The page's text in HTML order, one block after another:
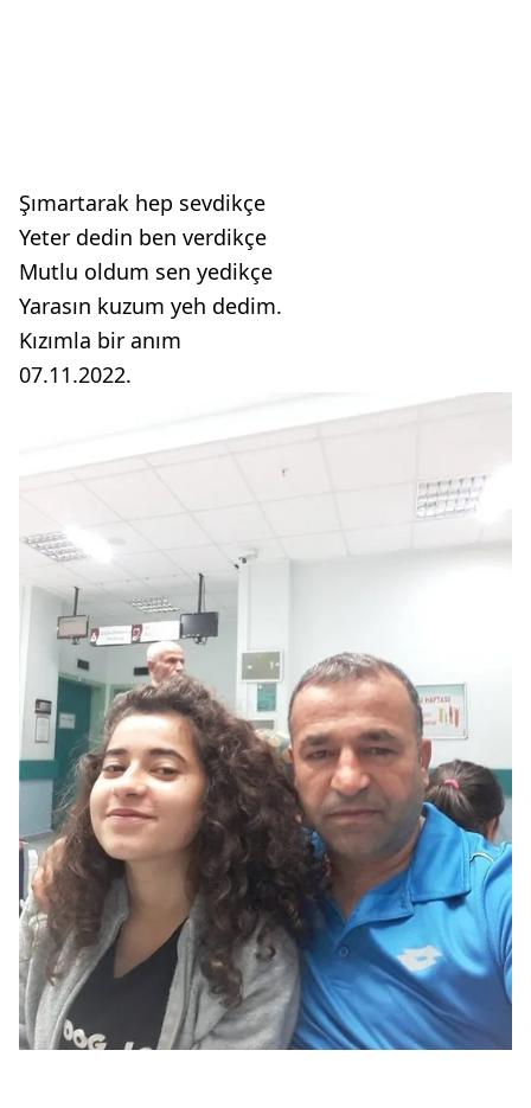
Şımartarak hep sevdikçe
Yeter dedin ben verdikçe
Mutlu oldum sen yedikçe
Yarasın kuzum yeh dedim.
Kızımla bir anım
07.11.2022.